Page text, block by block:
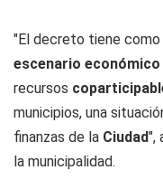
"El decreto tiene
escenario
recursos
municipios, una
finanzas de la Ciudad",
la municipalidad.